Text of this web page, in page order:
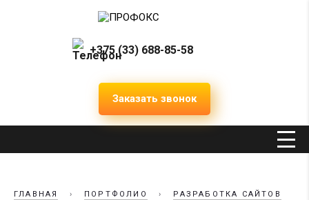
+375 (33) 688-85-58
Заказать звонок
ГЛАВНАЯ › ПОРТФОЛИО › РАЗРАБОТКА САЙТОВ